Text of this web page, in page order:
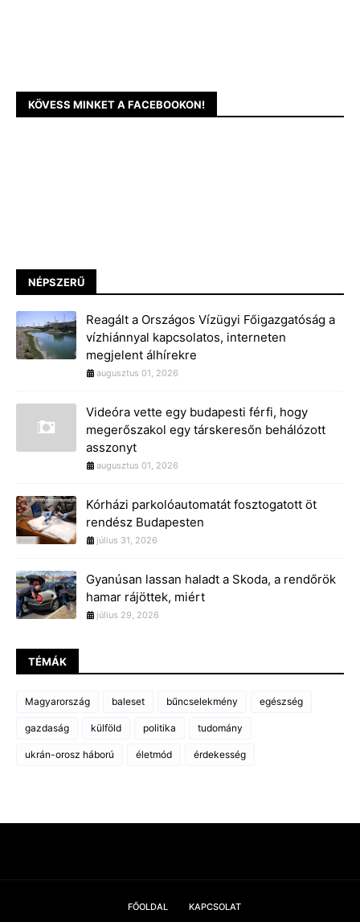
KÖVESS MINKET A FACEBOOKON!
NÉPSZERŰ
Reagált a Országos Vízügyi Főigazgatóság a
vízhiánnyal kapcsolatos, interneten
megjelent álhírekre
augusztus 01, 2026
Videóra vette egy budapesti férfi, hogy
megerőszakol egy társkeresőn behálózott
asszonyt
augusztus 01, 2026
Kórházi parkolóautomatát fosztogatott öt
rendész Budapesten
július 31, 2026
Gyanúsan lassan haladt a Skoda, a rendőrök
hamar rájöttek, miért
július 29, 2026
TÉMÁK
Magyarország baleset bűncselekmény egészség
gazdaság külföld politika tudomány
ukrán-orosz háború életmód érdekesség
FŐOLDAL KAPCSOLAT